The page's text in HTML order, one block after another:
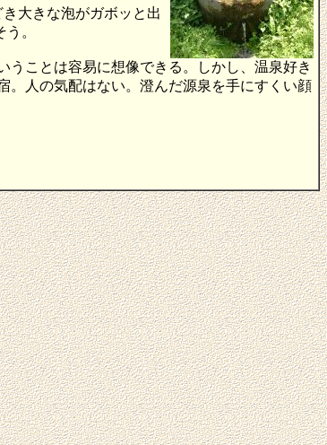
大きな泡がガボッと出
。
ことは容易に想像できる。しかし、温泉好き
。人の気配はない。澄んだ源泉を手にすくい顔